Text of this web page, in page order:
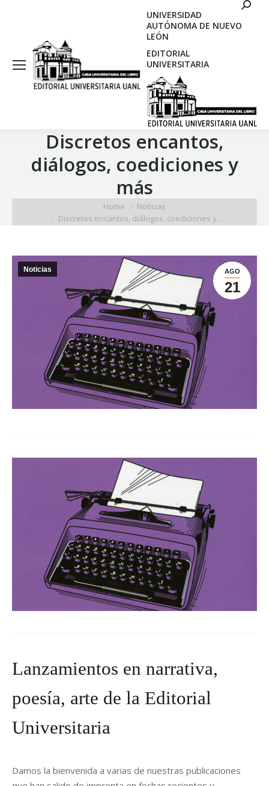
UNIVERSIDAD
AUTÓNOMA DE NUEVO
LEÓN
EDITORIAL
UNIVERSITARIA
Discretos encantos,
diálogos, coediciones y
más
Home
Noticias
Discretos encantos, diálogos, coediciones y…
AGO
21
Noticias
Lanzamientos en narrativa,
poesía, arte de la Editorial
Universitaria
Damos la bienvenida a varias de nuestras publicaciones